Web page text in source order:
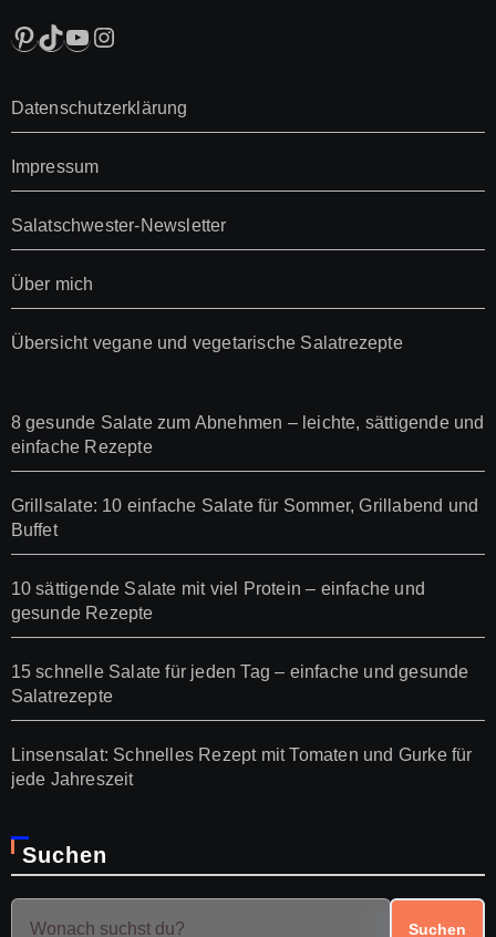
Pinterest
TikTok
YouTube
Instagram
Datenschutzerklärung
Impressum
Salatschwester-Newsletter
Über mich
Übersicht vegane und vegetarische Salatrezepte
8 gesunde Salate zum Abnehmen – leichte, sättigende und
einfache Rezepte
Grillsalate: 10 einfache Salate für Sommer, Grillabend und
Buffet
10 sättigende Salate mit viel Protein – einfache und
gesunde Rezepte
15 schnelle Salate für jeden Tag – einfache und gesunde
Salatrezepte
Linsensalat: Schnelles Rezept mit Tomaten und Gurke für
jede Jahreszeit
Suchen
Suchen